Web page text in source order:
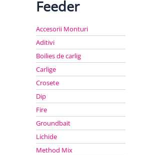
Feeder
Accesorii Monturi
Aditivi
Boilies de carlig
Carlige
Crosete
Dip
Fire
Groundbait
Lichide
Method Mix